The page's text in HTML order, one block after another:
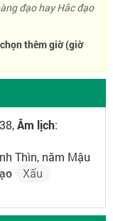
đạo hay Hắc đạo
thêm giờ (giờ
Âm lịch:
Thìn, năm Mậu
Xấu